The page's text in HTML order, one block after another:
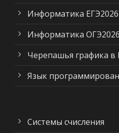
Информатика ЕГЭ2026
Информатика ОГЭ2026
Черепашья графика в
Язык
Системы счисления